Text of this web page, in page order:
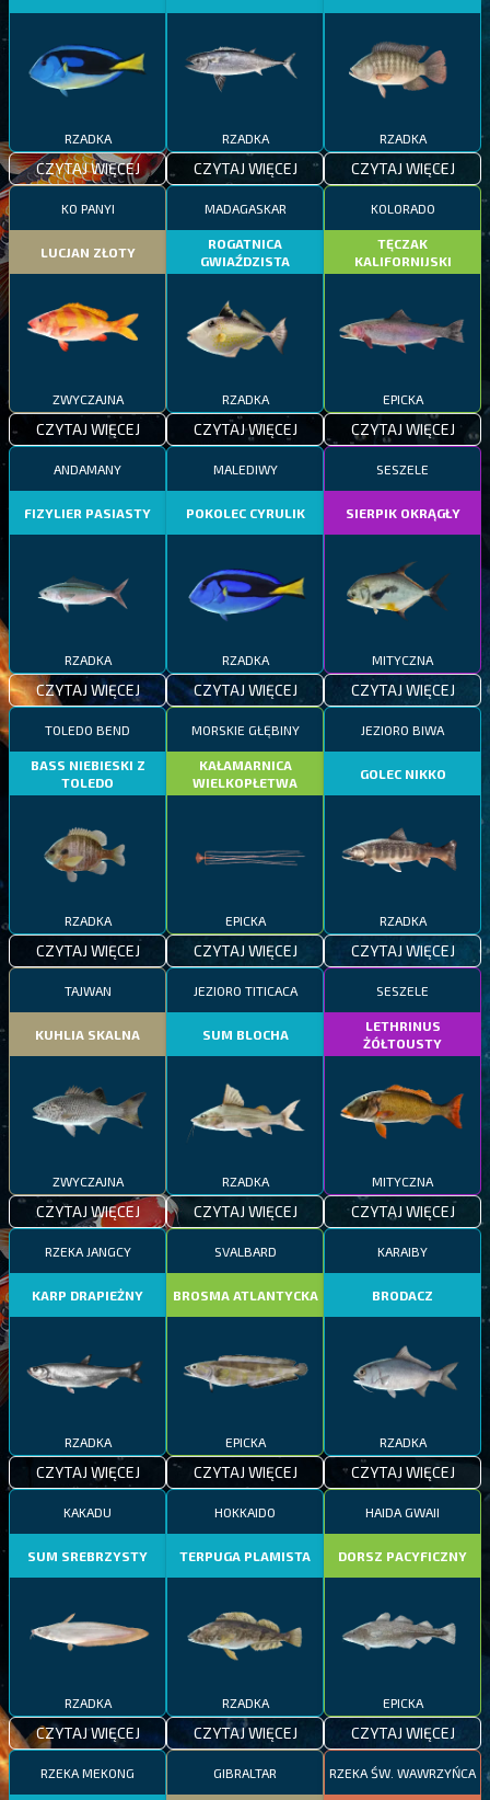
RZADKA
CZYTAJ WIĘCEJ
RZADKA
CZYTAJ WIĘCEJ
RZADKA
CZYTAJ WIĘCEJ
KO PANYI
LUCJAN ZŁOTY
ZWYCZAJNA
CZYTAJ WIĘCEJ
MADAGASKAR
ROGATNICA
GWIAŹDZISTA
RZADKA
CZYTAJ WIĘCEJ
KOLORADO
TĘCZAK
KALIFORNIJSKI
EPICKA
CZYTAJ WIĘCEJ
ANDAMANY
FIZYLIER PASIASTY
RZADKA
CZYTAJ WIĘCEJ
MALEDIWY
POKOLEC CYRULIK
RZADKA
CZYTAJ WIĘCEJ
SESZELE
SIERPIK OKRĄGŁY
MITYCZNA
CZYTAJ WIĘCEJ
TOLEDO BEND
BASS NIEBIESKI Z
TOLEDO
RZADKA
CZYTAJ WIĘCEJ
MORSKIE GŁĘBINY
KAŁAMARNICA
WIELKOPŁETWA
EPICKA
CZYTAJ WIĘCEJ
JEZIORO BIWA
GOLEC NIKKO
RZADKA
CZYTAJ WIĘCEJ
TAJWAN
KUHLIA SKALNA
ZWYCZAJNA
CZYTAJ WIĘCEJ
JEZIORO TITICACA
SUM BLOCHA
RZADKA
CZYTAJ WIĘCEJ
SESZELE
LETHRINUS
ŻÓŁTOUSTY
MITYCZNA
CZYTAJ WIĘCEJ
RZEKA JANGCY
KARP DRAPIEŻNY
RZADKA
CZYTAJ WIĘCEJ
SVALBARD
BROSMA ATLANTYCKA
EPICKA
CZYTAJ WIĘCEJ
KARAIBY
BRODACZ
RZADKA
CZYTAJ WIĘCEJ
KAKADU
SUM SREBRZYSTY
RZADKA
CZYTAJ WIĘCEJ
HOKKAIDO
TERPUGA PLAMISTA
RZADKA
CZYTAJ WIĘCEJ
HAIDA GWAII
DORSZ PACYFICZNY
EPICKA
CZYTAJ WIĘCEJ
RZEKA MEKONG GIBRALTAR RZEKA ŚW. WAWRZYŃCA